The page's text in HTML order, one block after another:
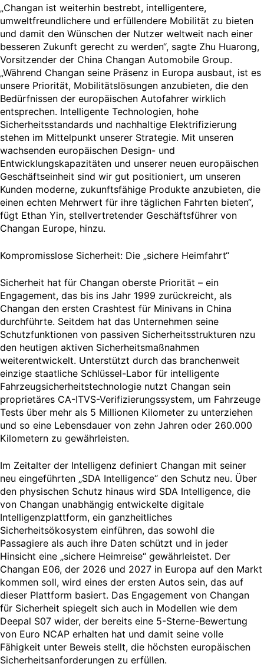
„Changan ist weiterhin bestrebt, intelligentere,
umweltfreundlichere und erfüllendere Mobilität zu bieten
und damit den Wünschen der Nutzer weltweit nach einer
besseren Zukunft gerecht zu werden“, sagte Zhu Huarong,
Vorsitzender der China Changan Automobile Group.
„Während Changan seine Präsenz in Europa ausbaut, ist es
unsere Priorität, Mobilitätslösungen anzubieten, die den
Bedürfnissen der europäischen Autofahrer wirklich
entsprechen. Intelligente Technologien, hohe
Sicherheitsstandards und nachhaltige Elektrifizierung
stehen im Mittelpunkt unserer Strategie. Mit unseren
wachsenden europäischen Design- und
Entwicklungskapazitäten und unserer neuen europäischen
Geschäftseinheit sind wir gut positioniert, um unseren
Kunden moderne, zukunftsfähige Produkte anzubieten, die
einen echten Mehrwert für ihre täglichen Fahrten bieten“,
fügt Ethan Yin, stellvertretender Geschäftsführer von
Changan Europe, hinzu.
Kompromisslose Sicherheit: Die „sichere Heimfahrt“
Sicherheit hat für Changan oberste Priorität – ein
Engagement, das bis ins Jahr 1999 zurückreicht, als
Changan den ersten Crashtest für Minivans in China
durchführte. Seitdem hat das Unternehmen seine
Schutzfunktionen von passiven Sicherheitsstrukturen nzu
den heutigen aktiven Sicherheitsmaßnahmen
weiterentwickelt. Unterstützt durch das branchenweit
einzige staatliche Schlüssel-Labor für intelligente
Fahrzeugsicherheitstechnologie nutzt Changan sein
proprietäres CA-ITVS-Verifizierungssystem, um Fahrzeuge
Tests über mehr als 5 Millionen Kilometer zu unterziehen
und so eine Lebensdauer von zehn Jahren oder 260.000
Kilometern zu gewährleisten.
Im Zeitalter der Intelligenz definiert Changan mit seiner
neu eingeführten „SDA Intelligence“ den Schutz neu. Über
den physischen Schutz hinaus wird SDA Intelligence, die
von Changan unabhängig entwickelte digitale
Intelligenzplattform, ein ganzheitliches
Sicherheitsökosystem einführen, das sowohl die
Passagiere als auch ihre Daten schützt und in jeder
Hinsicht eine „sichere Heimreise“ gewährleistet. Der
Changan E06, der 2026 und 2027 in Europa auf den Markt
kommen soll, wird eines der ersten Autos sein, das auf
dieser Plattform basiert. Das Engagement von Changan
für Sicherheit spiegelt sich auch in Modellen wie dem
Deepal S07 wider, der bereits eine 5-Sterne-Bewertung
von Euro NCAP erhalten hat und damit seine volle
Fähigkeit unter Beweis stellt, die höchsten europäischen
Sicherheitsanforderungen zu erfüllen.